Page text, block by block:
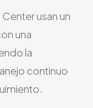
usan un
una
la
continuo